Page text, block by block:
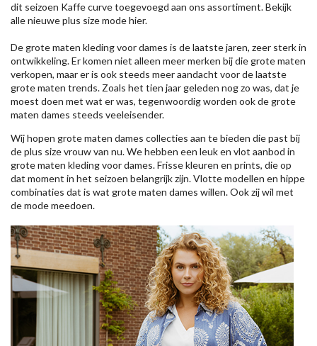
dit seizoen Kaffecurve toegevoegd aan ons assortiment. Bekijk
alle nieuweplus size modehier.
De grote maten kleding voor dames is de laatste jaren, zeer sterk in
ontwikkeling. Er komen niet alleen meer merken bij die grote maten
verkopen, maar er is ook steeds meer aandacht voor de laatste
grote maten trends. Zoals het tien jaar geleden nog zo was, dat je
moest doen met wat er was, tegenwoordig worden ook de grote
maten dames steeds veeleisender.
Wij hopen grote maten dames collecties aan te bieden die past bij
de plus size vrouw van nu. We hebben een leuk en vlot aanbod in
grote maten kleding voor dames. Frisse kleuren en prints, die op
dat moment in het seizoen belangrijk zijn. Vlotte modellen en hippe
combinaties dat is wat grote maten dames willen. Ook zij wil met
de mode meedoen.